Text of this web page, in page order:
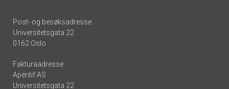
Post- og besøksadresse:
Universitetsgata 22
0162 Oslo
Fakturaadresse:
Apéritif AS
Universitetsgata 22